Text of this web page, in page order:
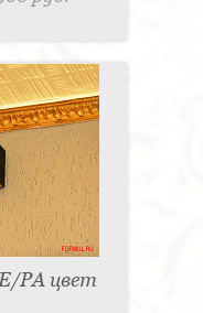
PA цвет